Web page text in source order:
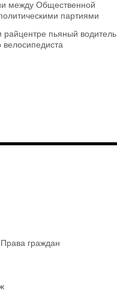
между Общественной
партиями
райцентре пьяный водитель
велосипедиста
граждан